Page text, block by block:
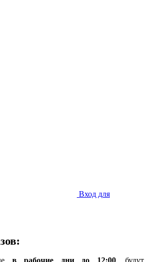
Вход для
в рабочие дни до 12:00, будут